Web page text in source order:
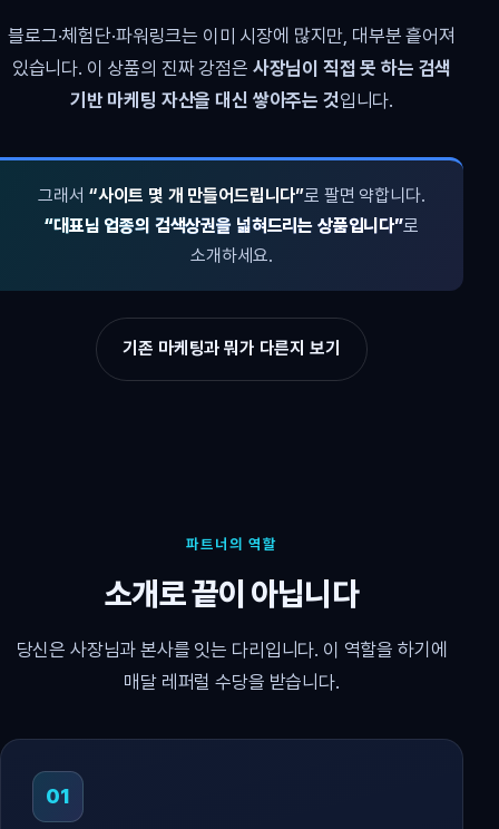
블로그·체험단·파워링크는 이미 시장에 많지만, 대부분 흩어져
있습니다. 이 상품의 진짜 강점은 사장님이 직접 못 하는 검색
기반 마케팅 자산을 대신 쌓아주는 것입니다.
그래서 “사이트 몇 개 만들어드립니다”로 팔면 약합니다.
“대표님 업종의 검색상권을 넓혀드리는 상품입니다”로
소개하세요.
기존 마케팅과 뭐가 다른지 보기
파트너의 역할
소개로 끝이 아닙니다
당신은 사장님과 본사를 잇는 다리입니다. 이 역할을 하기에
매달 레퍼럴 수당을 받습니다.
01